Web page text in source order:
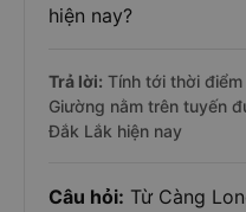
hiện nay?
Trả lời: Tính tới thời
Giường nằm trên tuyến
Đắk Lắk hiện nay
Câu hỏi: Từ Càng